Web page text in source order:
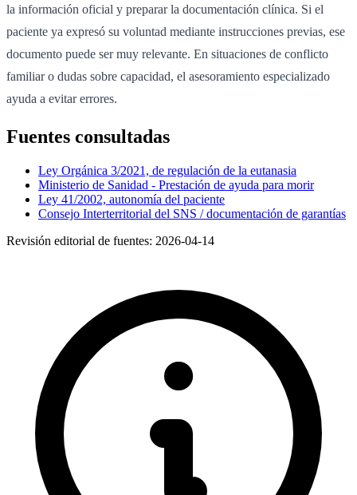
la información oficial y preparar la documentación clínica. Si el
paciente ya expresó su voluntad mediante instrucciones previas, ese
documento puede ser muy relevante. En situaciones de conflicto
familiar o dudas sobre capacidad, el asesoramiento especializado
ayuda a evitar errores.
Fuentes consultadas
Ley Orgánica 3/2021, de regulación de la eutanasia
Ministerio de Sanidad - Prestación de ayuda para morir
Ley 41/2002, autonomía del paciente
Consejo Interterritorial del SNS / documentación de garantías
Revisión editorial de fuentes: 2026-04-14